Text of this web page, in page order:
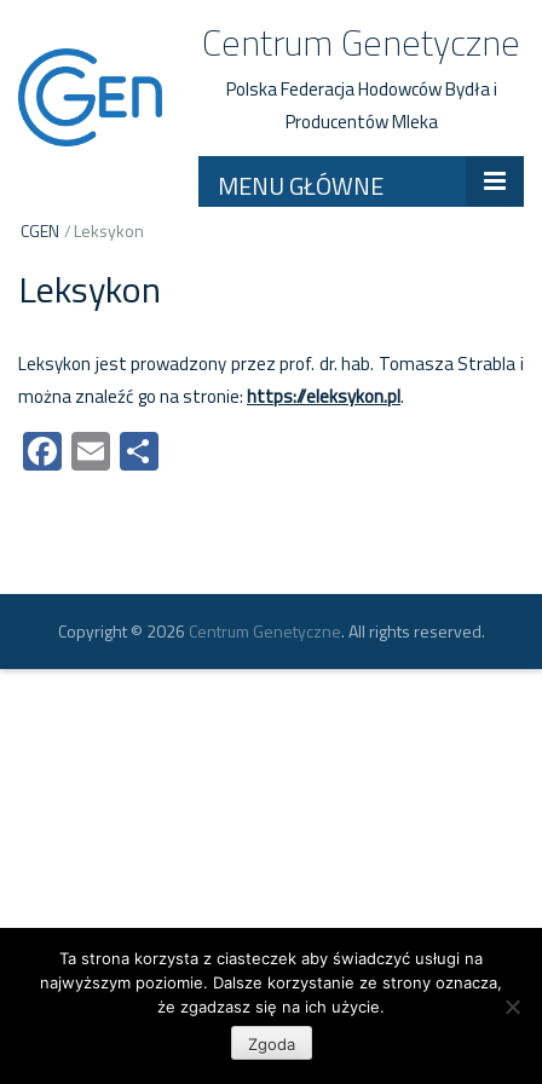
Centrum Genetyczne
Polska Federacja Hodowców Bydła i
Producentów Mleka
MENU GŁÓWNE
CGEN /Leksykon
Leksykon
Leksykon jest prowadzony przez prof. dr. hab. Tomasza Strabla i
można znaleźć go na stronie:https://eleksykon.pl.
Facebook
Email
Copyright © 2026 Centrum Genetyczne. All rights reserved.
Ta strona korzysta z ciasteczek aby świadczyć usługi na
najwyższym poziomie. Dalsze korzystanie ze strony oznacza,
że zgadzasz się na ich użycie.
Zgoda